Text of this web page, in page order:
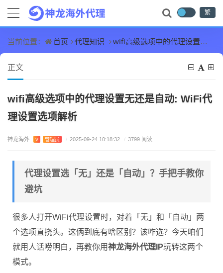
繁
当前位置： 首页 代理知识 wifi高级选项中的代理设置无还是自动: WiFi代理设置选项解析
正文
wifi高级选项中的代理设置无还是自动: WiFi代
理设置选项解析
神龙海外 V 管理员 / 2025-09-24 10:18:32 / 3799 阅读
代理设置选「无」还是「自动」？手把手教你
避坑
很多人打开WiFi代理设置时，对着「无」和「自动」两
个选项直挠头。这俩到底有啥区别？该咋选？今天咱们
就用人话唠明白，再教你用神龙海外代理IP玩转这两个
模式。